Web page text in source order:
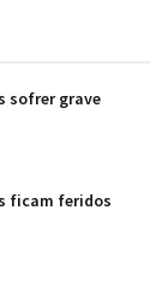
sofrer grave
ficam feridos